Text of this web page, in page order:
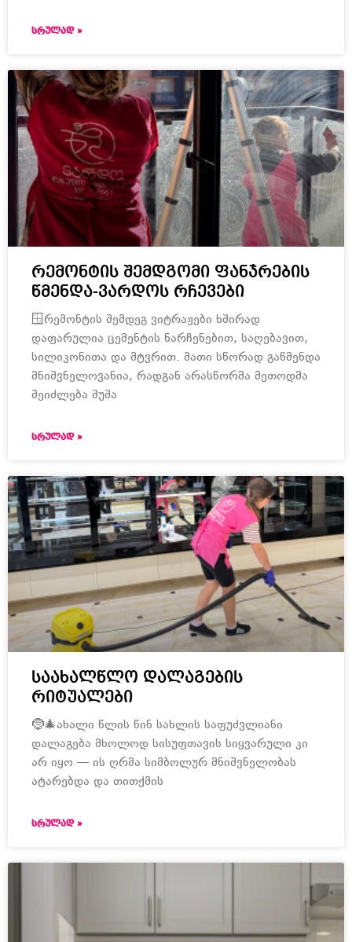
ᲡᲠᲣᲚᲐᲓ »
რემონტის შემდგომი ფანჯრების
წმენდა-ვარდოს რჩევები
🪟რემონტის შემდეგ ვიტრაჟები ხშირად
დაფარულია ცემენტის ნარჩენებით, საღებავით,
სილიკონითა და მტვრით. მათი სწორად გაწმენდა
მნიშვნელოვანია, რადგან არასწორმა მეთოდმა
შეიძლება შუშა
ᲡᲠᲣᲚᲐᲓ »
საახალწლო დალაგების
რიტუალები
🤶🎄ახალი წლის წინ სახლის საფუძვლიანი
დალაგება მხოლოდ სისუფთავის სიყვარული კი
არ იყო — ის ღრმა სიმბოლურ მნიშვნელობას
ატარებდა და თითქმის
ᲡᲠᲣᲚᲐᲓ »